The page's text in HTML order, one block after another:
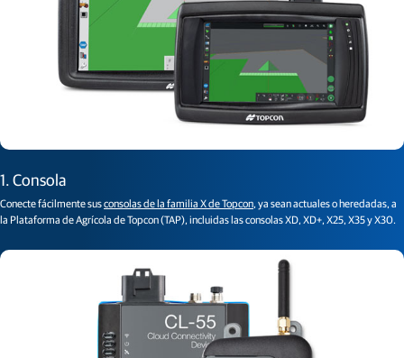
1. Consola
Conecte fácilmente susconsolas de la familia X de Topcon, ya sean actuales o heredadas, a
la Plataforma de Agrícola de Topcon (TAP), incluidas las consolas XD, XD+, X25, X35 y X30.